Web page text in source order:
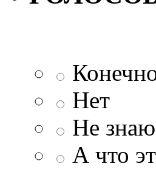
Нет
Не знаю
А что